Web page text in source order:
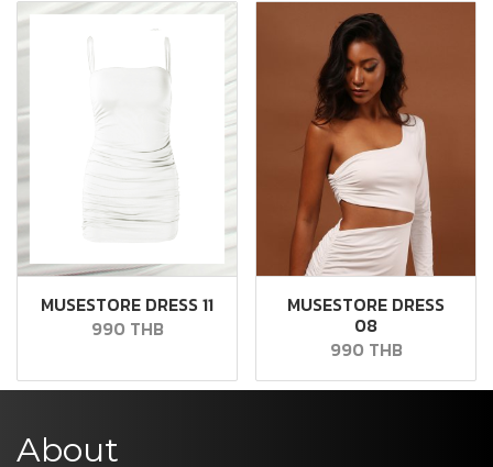
MUSESTORE DRESS 11
990 THB
MUSESTORE DRESS
08
990 THB
About